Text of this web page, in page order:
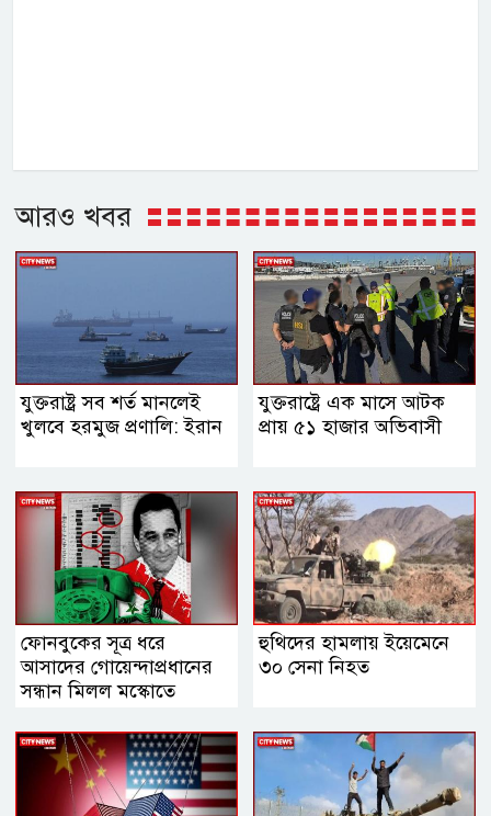
আরও খবর
যুক্তরাষ্ট্র সব শর্ত মানলেই
খুলবে হরমুজ প্রণালি: ইরান
যুক্তরাষ্ট্রে এক মাসে আটক
প্রায় ৫১ হাজার অভিবাসী
ফোনবুকের সূত্র ধরে
আসাদের গোয়েন্দাপ্রধানের
সন্ধান মিলল মস্কোতে
হুথিদের হামলায় ইয়েমেনে
৩০ সেনা নিহত